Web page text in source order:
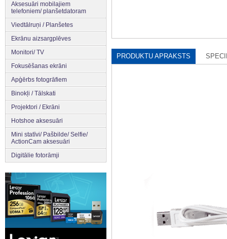
Aksesuāri mobilajiem
telefoniem/ planšetdatoram
Viedtālruņi / Planšetes
Ekrānu aizsargplēves
Monitori/ TV
Fokusēšanas ekrāni
Apģērbs fotogrāfiem
Binokļi / Tālskati
Projektori / Ekrāni
Hotshoe aksesuāri
Mini statīvi/ Pašbilde/ Selfie/
ActionCam aksesuāri
Digitālie fotorāmji
PRODUKTU APRAKSTS